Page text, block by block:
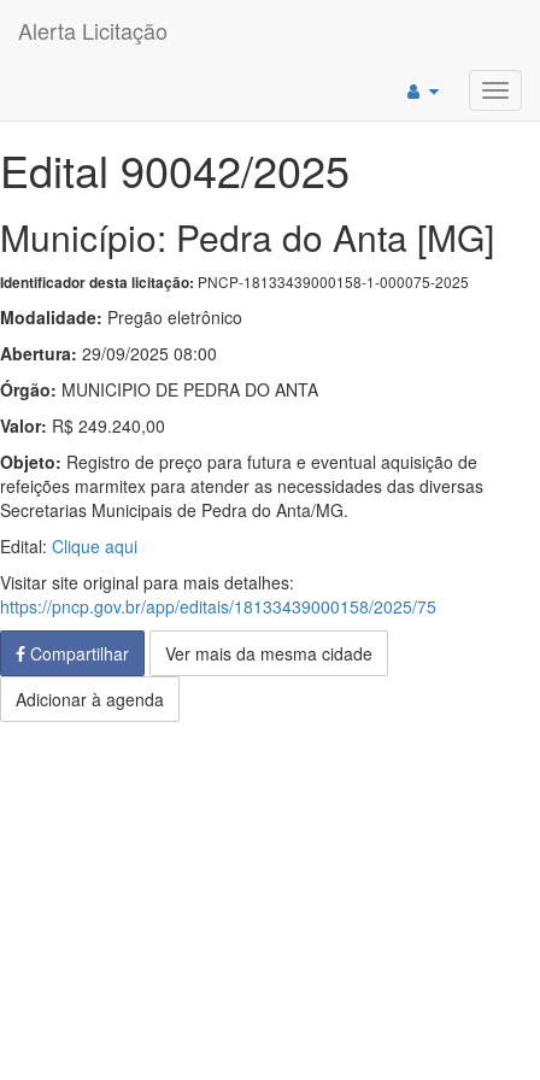
Alerta Licitação
Edital 90042/2025
Município: Pedra do Anta [MG]
Identificador desta licitação: PNCP-18133439000158-1-000075-2025
Modalidade: Pregão eletrônico
Abertura: 29/09/2025 08:00
Órgão: MUNICIPIO DE PEDRA DO ANTA
Valor: R$ 249.240,00
Objeto: Registro de preço para futura e eventual aquisição de
refeições marmitex para atender as necessidades das diversas
Secretarias Municipais de Pedra do Anta/MG.
Edital: Clique aqui
Visitar site original para mais detalhes:
https://pncp.gov.br/app/editais/18133439000158/2025/75
Compartilhar
Ver mais da mesma cidade
Adicionar à agenda